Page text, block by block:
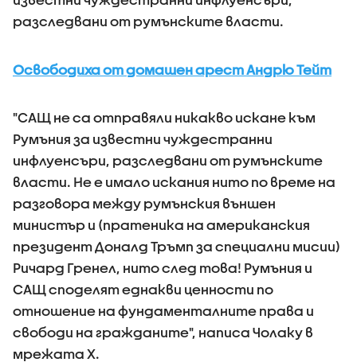
разследвани от румънските власти.
Освободиха от домашен арест Андрю Тейт
"САЩ не са отправяли никакво искане към
Румъния за известни чуждестранни
инфлуенсъри, разследвани от румънските
власти. Не е имало искания нито по време на
разговора между румънския външен
министър и (пратеника на американския
президент Доналд Тръмп за специални мисии)
Ричард Гренел, нито след това! Румъния и
САЩ споделят еднакви ценности по
отношение на фундаменталните права и
свободи на гражданите", написа Чолаку в
мрежата Х.